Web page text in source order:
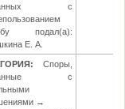
с
подал(а):
Е. А.
Споры,
с
→